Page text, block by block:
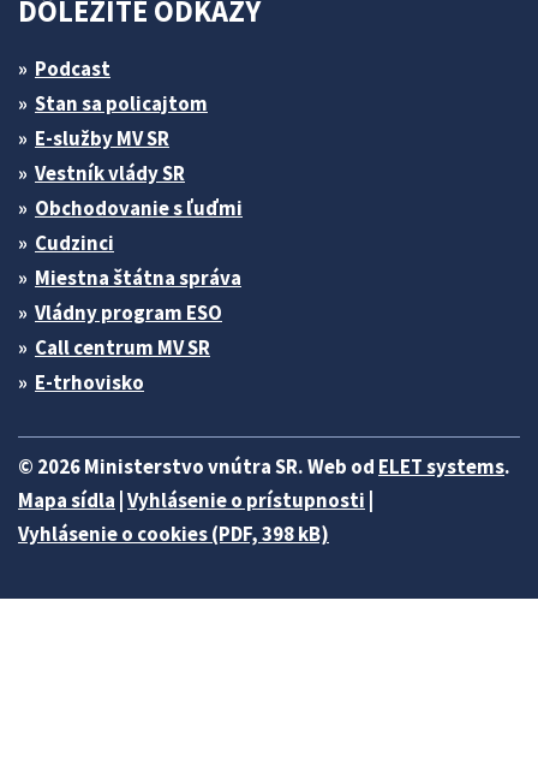
DÔLEŽITÉ ODKAZY
Podcast
Stan sa policajtom
E-služby MV SR
Vestník vlády SR
Obchodovanie s ľuďmi
Cudzinci
Miestna štátna správa
Vládny program ESO
Call centrum MV SR
E-trhovisko
© 2026 Ministerstvo vnútra SR. Web od ELET systems.
Mapa sídla Vyhlásenie o prístupnosti
Vyhlásenie o cookies (PDF, 398 kB)